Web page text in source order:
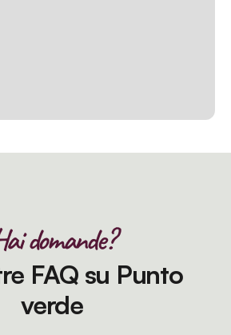
domande?
FAQ su Punto
verde